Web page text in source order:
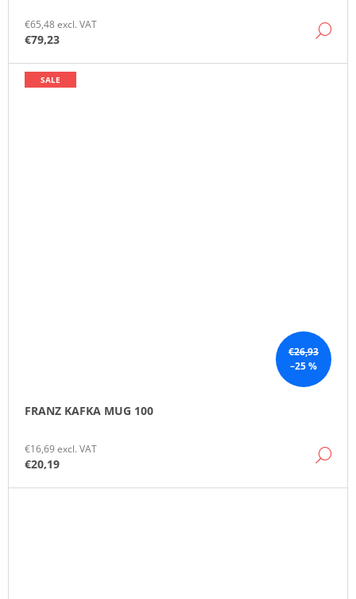
€65,48 excl. VAT
€79,23
€26,93
–25 %
SALE
FRANZ KAFKA MUG 100
€16,69 excl. VAT
€20,19